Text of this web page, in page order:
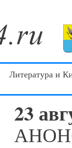
Литература и
23